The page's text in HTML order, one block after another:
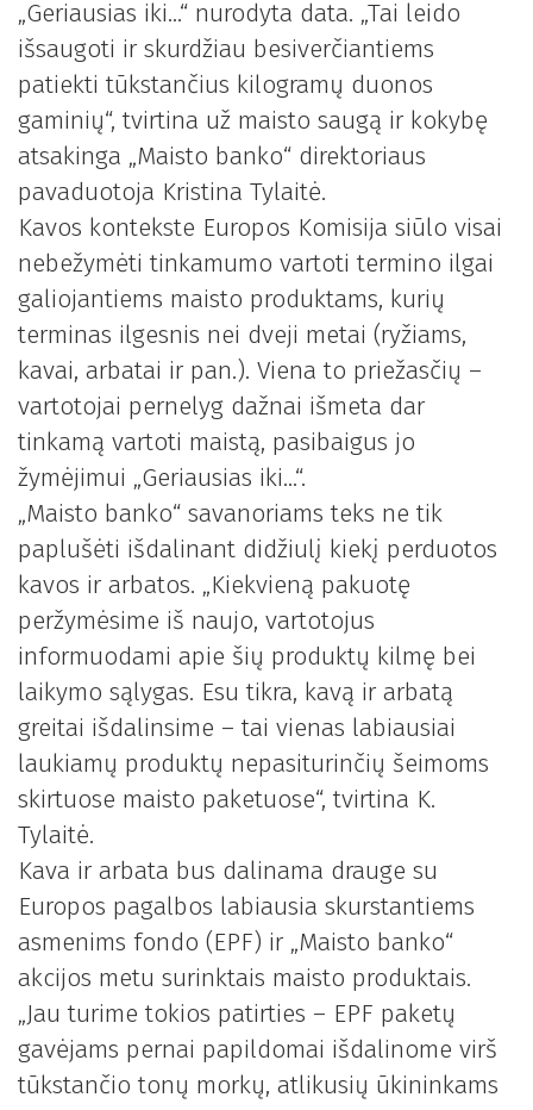
„Geriausias iki…“ nurodyta data. „Tai leido
išsaugoti ir skurdžiau besiverčiantiems
patiekti tūkstančius kilogramų duonos
gaminių“, tvirtina už maisto saugą ir kokybę
atsakinga „Maisto banko“ direktoriaus
pavaduotoja Kristina Tylaitė.
Kavos kontekste Europos Komisija siūlo visai
nebežymėti tinkamumo vartoti termino ilgai
galiojantiems maisto produktams, kurių
terminas ilgesnis nei dveji metai (ryžiams,
kavai, arbatai ir pan.). Viena to priežasčių –
vartotojai pernelyg dažnai išmeta dar
tinkamą vartoti maistą, pasibaigus jo
žymėjimui „Geriausias iki…“.
„Maisto banko“ savanoriams teks ne tik
paplušėti išdalinant didžiulį kiekį perduotos
kavos ir arbatos. „Kiekvieną pakuotę
peržymėsime iš naujo, vartotojus
informuodami apie šių produktų kilmę bei
laikymo sąlygas. Esu tikra, kavą ir arbatą
greitai išdalinsime – tai vienas labiausiai
laukiamų produktų nepasiturinčių šeimoms
skirtuose maisto paketuose“, tvirtina K.
Tylaitė.
Kava ir arbata bus dalinama drauge su
Europos pagalbos labiausia skurstantiems
asmenims fondo (EPF) ir „Maisto banko“
akcijos metu surinktais maisto produktais.
„Jau turime tokios patirties – EPF paketų
gavėjams pernai papildomai išdalinome virš
tūkstančio tonų morkų, atlikusių ūkininkams